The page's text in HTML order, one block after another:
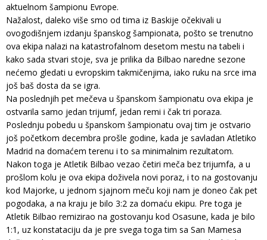
aktuelnom šampionu Evrope.
Nažalost, daleko više smo od tima iz Baskije očekivali u
ovogodišnjem izdanju španskog šampionata, pošto se trenutno
ova ekipa nalazi na katastrofalnom desetom mestu na tabeli i
kako sada stvari stoje, sva je prilika da Bilbao naredne sezone
nećemo gledati u evropskim takmičenjima, iako ruku na srce ima
još baš dosta da se igra.
Na poslednjih pet mečeva u španskom šampionatu ova ekipa je
ostvarila samo jedan trijumf, jedan remi i čak tri poraza.
Poslednju pobedu u španskom šampionatu ovaj tim je ostvario
još početkom decembra prošle godine, kada je savladan Atletiko
Madrid na domaćem terenu i to sa minimalnim rezultatom.
Nakon toga je Atletik Bilbao vezao četiri meča bez trijumfa, a u
prošlom kolu je ova ekipa doživela novi poraz, i to na gostovanju
kod Majorke, u jednom sjajnom meču koji nam je doneo čak pet
pogodaka, a na kraju je bilo 3:2 za domaću ekipu. Pre toga je
Atletik Bilbao remizirao na gostovanju kod Osasune, kada je bilo
1:1, uz konstataciju da je pre svega toga tim sa San Mamesa